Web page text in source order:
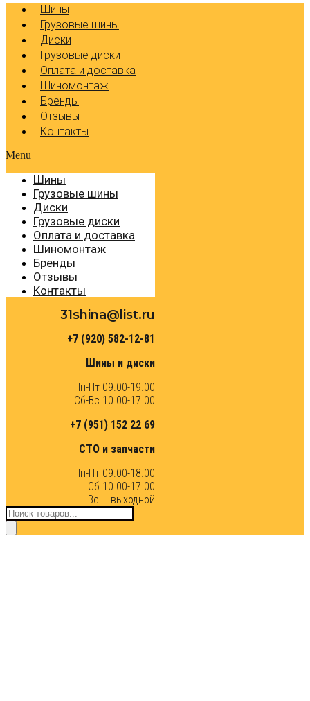
Шины
Грузовые шины
Диски
Грузовые диски
Оплата и доставка
Шиномонтаж
Бренды
Отзывы
Контакты
Menu
Шины
Грузовые шины
Диски
Грузовые диски
Оплата и доставка
Шиномонтаж
Бренды
Отзывы
Контакты
31shina@list.ru
+7 (920) 582-12-81
Шины и диски
Пн-Пт 09.00-19.00
Сб-Вс 10.00-17.00
+7 (951) 152 22 69
СТО и запчасти
Пн-Пт 09.00-18.00
Сб 10.00-17.00
Вс – выходной
Поиск
товаров